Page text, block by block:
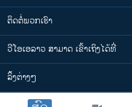
ຕິດຕໍ່ພວກເຮົາ
ວີໂອເອລາວ ສາມາດ ເຂົ້າເຖິງໄດ້ທີ່
​ລິ້ງ​ຕ່າງໆ